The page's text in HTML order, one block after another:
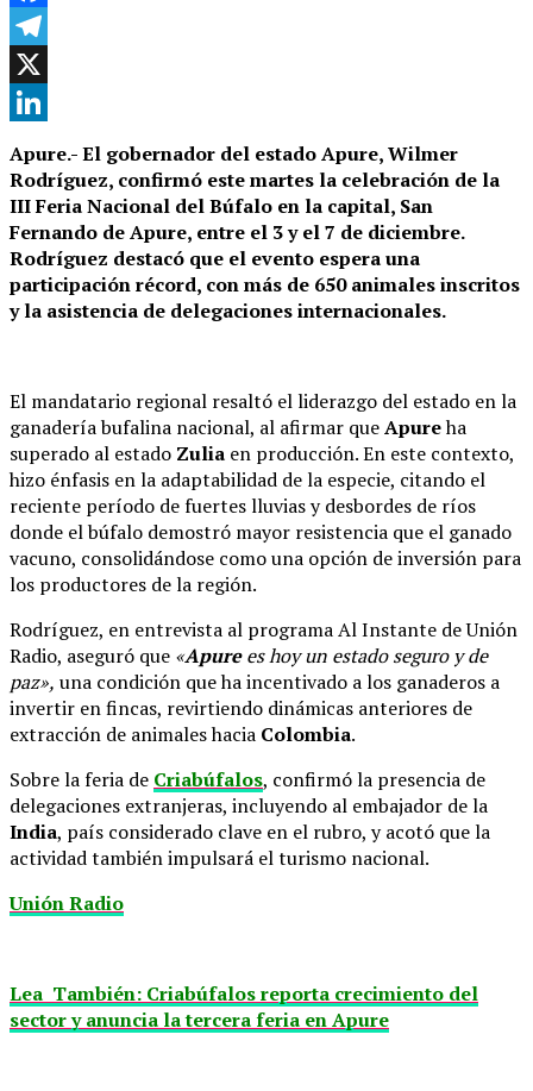
Facebook
Telegram
X
Apure.- El gobernador del estado Apure, Wilmer
Rodríguez, confirmó este martes la celebración de la
III Feria Nacional del Búfalo en la capital, San
Fernando de Apure, entre el 3 y el 7 de diciembre.
Rodríguez destacó que el evento espera una
participación récord, con más de 650 animales inscritos
y la asistencia de delegaciones internacionales.
El mandatario regional resaltó el liderazgo del estado en la
ganadería bufalina nacional, al afirmar queApureha
superado al estado Zulia en producción. En este contexto,
hizo énfasis en la adaptabilidad de la especie, citando el
reciente período de fuertes lluvias y desbordes de ríos
donde el búfalo demostró mayor resistencia que el ganado
vacuno, consolidándose como una opción de inversión para
los productores de la región.
Rodríguez, en entrevista al programa Al Instante de Unión
Radio, aseguró que «Apurees hoy un estado seguro y de
paz», una condición que ha incentivado a los ganaderos a
invertir en fincas, revirtiendo dinámicas anteriores de
extracción de animales hacia Colombia.
Sobre la feria de Criabúfalos, confirmó la presencia de
delegaciones extranjeras, incluyendo al embajador de la
India, país considerado clave en el rubro, y acotó que la
actividad también impulsará el turismo nacional.
Unión Radio
Lea También: Criabúfalos reporta crecimiento del
sector y anuncia la tercera feria en Apure